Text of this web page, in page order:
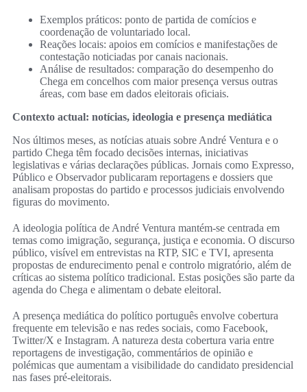
Exemplos práticos: ponto de partida de comícios e
coordenação de voluntariado local.
Reações locais: apoios em comícios e manifestações de
contestação noticiadas por canais nacionais.
Análise de resultados: comparação do desempenho do
Chega em concelhos com maior presença versus outras
áreas, com base em dados eleitorais oficiais.
Contexto actual: notícias, ideologia e presença mediática
Nos últimos meses, as notícias atuais sobre André Ventura e o
partido Chega têm focado decisões internas, iniciativas
legislativas e várias declarações públicas. Jornais como Expresso,
Público e Observador publicaram reportagens e dossiers que
analisam propostas do partido e processos judiciais envolvendo
figuras do movimento.
A ideologia política de André Ventura mantém-se centrada em
temas como imigração, segurança, justiça e economia. O discurso
público, visível em entrevistas na RTP, SIC e TVI, apresenta
propostas de endurecimento penal e controlo migratório, além de
críticas ao sistema político tradicional. Estas posições são parte da
agenda do Chega e alimentam o debate eleitoral.
A presença mediática do político português envolve cobertura
frequente em televisão e nas redes sociais, como Facebook,
Twitter/X e Instagram. A natureza desta cobertura varia entre
reportagens de investigação, commentários de opinião e
polémicas que aumentam a visibilidade do candidato presidencial
nas fases pré-eleitorais.